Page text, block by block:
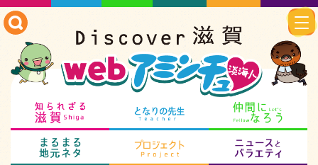
知られざる滋賀 となりの先生
まるまる地元ネタ プロジェクト